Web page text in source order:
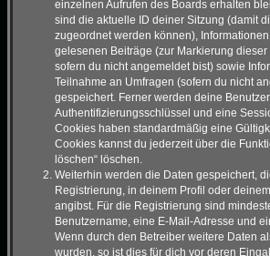
einzelnen Aufrufen des Boards erhalten
sind die aktuelle ID deiner Sitzung (damit
zugeordnet werden können),
gelesenen Beiträge (zur Markierung
sofern du nicht angemeldet bist) sowie
Teilnahme an Umfragen (sofern du nicht
gespeichert. Ferner werden deine
Authentifizierungsschlüssel und eine
Cookies haben standardmäßig eine
Cookies kannst du jederzeit über die
löschen“ löschen.
Weiterhin werden die Daten gespeichert,
Registrierung, in deinem Profil oder
angibst. Für die Registrierung sind
Benutzername, eine E-Mail-Adresse und
Wenn durch den Betreiber weitere Daten
wurden, so ist dies für dich vor deren